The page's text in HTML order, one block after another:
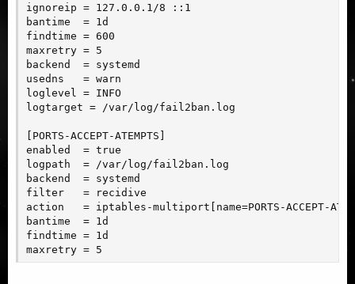
ignoreip = 127.0.0.1/8 ::1
bantime  = 1d
findtime = 600
maxretry = 5
backend  = systemd
usedns   = warn
loglevel = INFO
logtarget = /var/log/fail2ban.log
[PORTS-ACCEPT-ATEMPTS]
enabled  = true
logpath  = /var/log/fail2ban.log
backend  = systemd
filter   = recidive
action   = iptables-multiport[name=PORTS-ACCEPT-
bantime  = 1d
findtime = 1d
maxretry = 5